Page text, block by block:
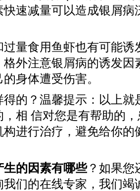
快速减量可以造成银屑病
过量食用鱼虾也有可能诱
格外注意银屑病的诱发因
身体遭受伤害。
得的？温馨提示：以上就
，相 信对您是有帮助的
构进行治疗，避免给你的
生的因素有哪些？如果您
我们的在线专家，我们竭